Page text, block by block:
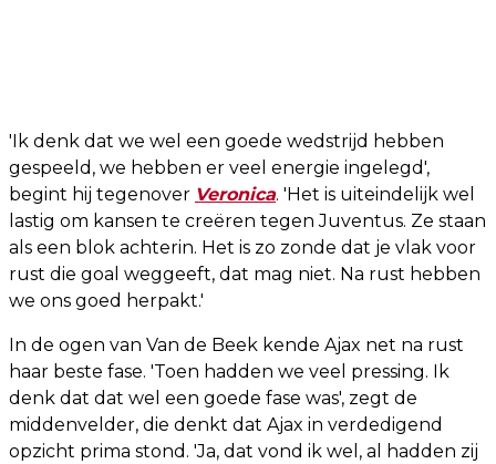
'Ik denk dat we wel een goede wedstrijd hebben
gespeeld, we hebben er veel energie ingelegd',
begint hij tegenover Veronica. 'Het is uiteindelijk wel
lastig om kansen te creëren tegen Juventus. Ze staan
als een blok achterin. Het is zo zonde dat je vlak voor
rust die goal weggeeft, dat mag niet. Na rust hebben
we ons goed herpakt.'
In de ogen van Van de Beek kende Ajax net na rust
haar beste fase. 'Toen hadden we veel pressing. Ik
denk dat dat wel een goede fase was', zegt de
middenvelder, die denkt dat Ajax in verdedigend
opzicht prima stond. 'Ja, dat vond ik wel, al hadden zij